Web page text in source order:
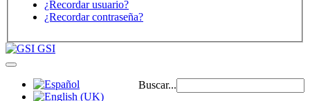
¿Recordar usuario?
¿Recordar contraseña?
GSI
Buscar...